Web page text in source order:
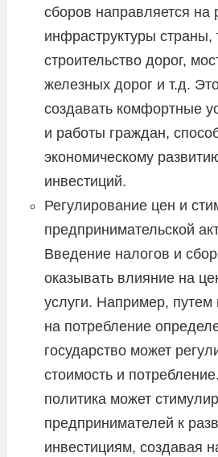
сборов направляется на
инфраструктуры страны,
строительство дорог,
железных дорог и т.д.
создавать комфортные
и работы граждан,
экономическому
инвестиций.
Регулирование цен и
предпринимательской
Введение налогов и
оказывать влияние на
услуги. Например, путем
на потребление
государство может
стоимость и
политика может
предпринимателей к
инвестициям, создавая